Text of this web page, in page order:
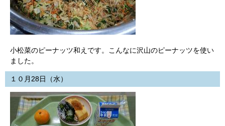
小松菜のピーナッツ和えです。こんなに沢山のピーナッツを使い
ました。
１０月28日（水）